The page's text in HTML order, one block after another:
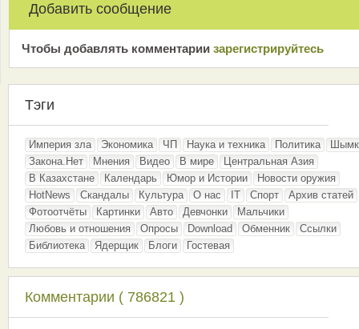
Добавить сообщение
Чтобы добавлять комментарии зарeгиcтрирyйтeсь
Тэги
Империя зла Экономика ЧП Наука и техника Политика
Закона.Нет
Мнения Видео В мире
Центральная Азия
В Казахстане
Календарь Юмор и Истории
Новости оружия
HotNews
Скандалы Культура О нас IT Спорт
Архив статей
Фотоотчёты
Картинки Авто Девчонки
Мальчики
Любовь и отношения
Опросы Download Обменник
Ссылки
Библиотека
Ядерщик Блоги Гостевая
Комментарии ( 786821 )